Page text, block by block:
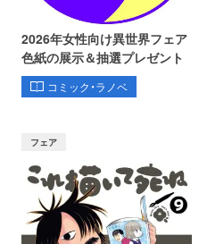
2026年女性向け異世界フェア
色紙の展示＆抽選プレゼント
コミック・ラノベ
フェア